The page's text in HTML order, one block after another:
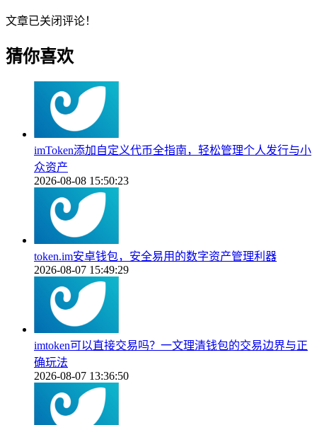
文章已关闭评论！
猜你喜欢
imToken添加自定义代币全指南，轻松管理个人发行与小
众资产
2026-08-08 15:50:23
token.im安卓钱包，安全易用的数字资产管理利器
2026-08-07 15:49:29
imtoken可以直接交易吗？一文理清钱包的交易边界与正
确玩法
2026-08-07 13:36:50